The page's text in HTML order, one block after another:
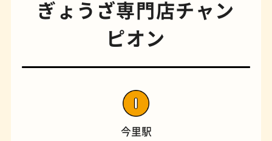
ぎょうざ専門店チャン
ピオン
今里駅